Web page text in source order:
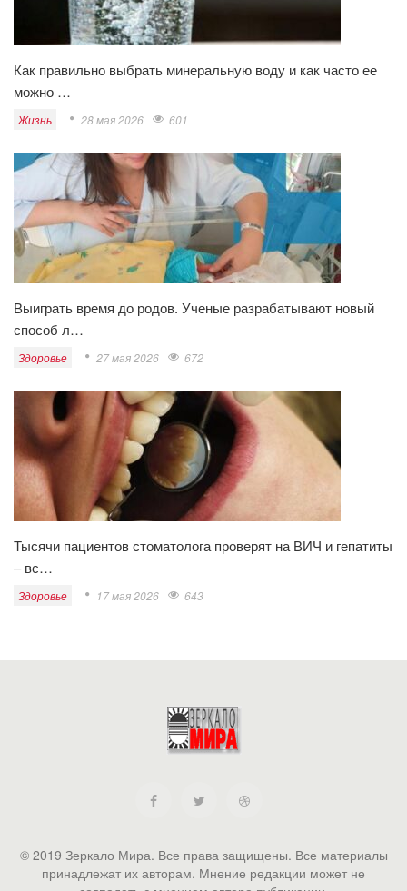
Как правильно выбрать минеральную воду и как часто ее
можно …
Жизнь 28 мая 2026 601
Выиграть время до родов. Ученые разрабатывают новый
способ л…
Здоровье 27 мая 2026 672
Тысячи пациентов стоматолога проверят на ВИЧ и гепатиты
– вс…
Здоровье 17 мая 2026 643
© 2019 Зеркало Мира. Все права защищены. Все материалы
принадлежат их авторам. Мнение редакции может не